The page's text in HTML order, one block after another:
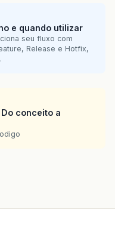
e quando utilizar
seu fluxo com
Release e Hotfix,
conceito a